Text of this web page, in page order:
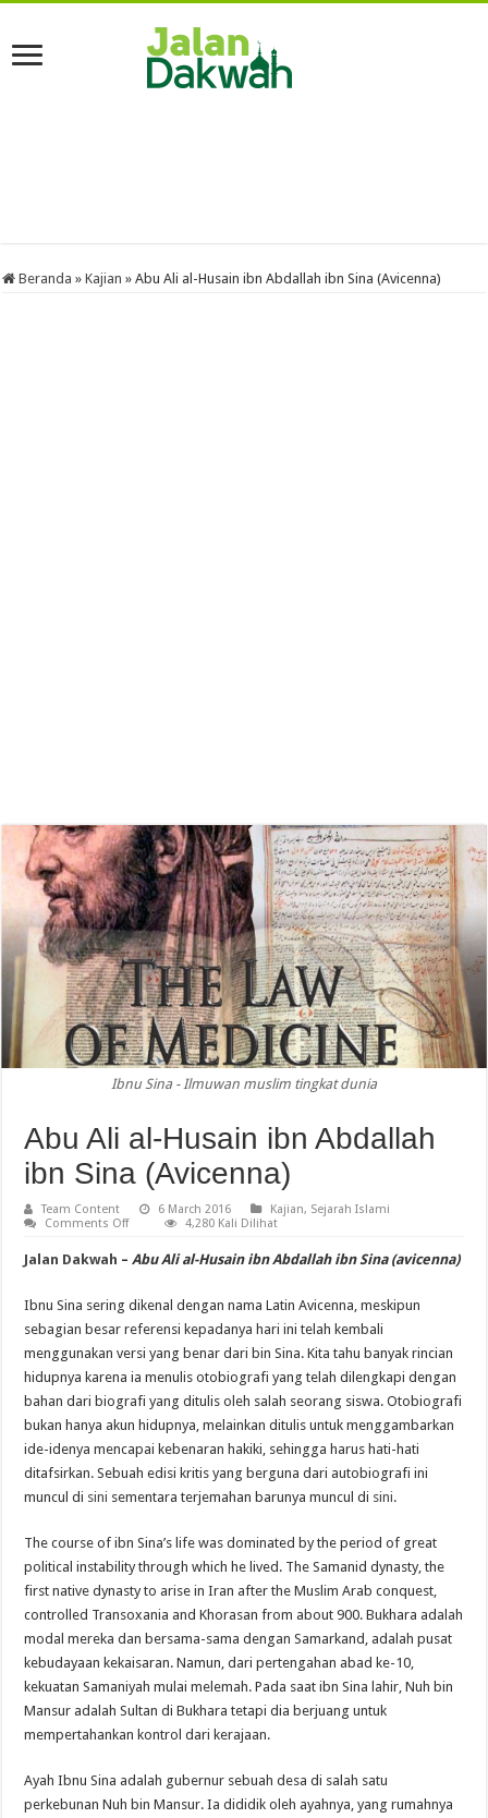
Beranda » Kajian » Abu Ali al-Husain ibn Abdallah ibn Sina (Avicenna)
Ibnu Sina - Ilmuwan muslim tingkat dunia
Abu Ali al-Husain ibn Abdallah
ibn Sina (Avicenna)
Team Content 6 March 2016 Kajian, Sejarah Islami
Comments Offon
Ali
al-
Abdallah
ibn
Sina
(Avicenna)
4,280 Kali Dilihat
Jalan Dakwah –Abu Ali al-Husain ibn Abdallah ibn Sina (avicenna)
Ibnu Sina sering dikenal dengan nama Latin Avicenna, meskipun
sebagian besar referensi kepadanya hari ini telah kembali
menggunakan versi yang benar dari bin Sina. Kita tahu banyak rincian
hidupnya karena ia menulis otobiografi yang telah dilengkapi dengan
bahan dari biografi yang ditulis oleh salah seorang siswa. Otobiografi
bukan hanya akun hidupnya, melainkan ditulis untuk menggambarkan
ide-idenya mencapai kebenaran hakiki, sehingga harus hati-hati
ditafsirkan. Sebuah edisi kritis yang berguna dari autobiografi ini
muncul di sini sementara terjemahan barunya muncul di sini.
The course of ibn Sina’s life was dominated by the period of great
political instability through which he lived. The Samanid dynasty, the
first native dynasty to arise in Iran after the Muslim Arab conquest,
controlled Transoxania and Khorasan from about 900. Bukhara adalah
modal mereka dan bersama-sama dengan Samarkand, adalah pusat
kebudayaan kekaisaran. Namun, dari pertengahan abad ke-10,
kekuatan Samaniyah mulai melemah. Pada saat ibn Sina lahir, Nuh bin
Mansur adalah Sultan di Bukhara tetapi dia berjuang untuk
mempertahankan kontrol dari kerajaan.
Ayah Ibnu Sina adalah gubernur sebuah desa di salah satu
perkebunan Nuh bin Mansur. Ia dididik oleh ayahnya, yang rumahnya